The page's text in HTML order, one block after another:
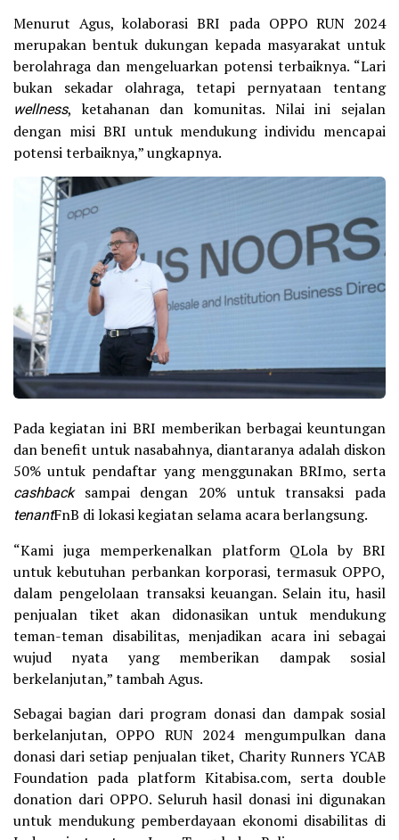
Menurut Agus, kolaborasi BRI pada OPPO RUN 2024
merupakan bentuk dukungan kepada masyarakat untuk
berolahraga dan mengeluarkan potensi terbaiknya. “Lari
bukan sekadar olahraga, tetapi pernyataan tentang
wellness, ketahanan dan komunitas. Nilai ini sejalan
dengan misi BRI untuk mendukung individu mencapai
potensi terbaiknya,” ungkapnya.
Pada kegiatan ini BRI memberikan berbagai keuntungan
dan benefit untuk nasabahnya, diantaranya adalah diskon
50% untuk pendaftar yang menggunakan BRImo, serta
cashback sampai dengan 20% untuk transaksi pada
tenantFnB di lokasi kegiatan selama acara berlangsung.
“Kami juga memperkenalkan platform QLola by BRI
untuk kebutuhan perbankan korporasi, termasuk OPPO,
dalam pengelolaan transaksi keuangan. Selain itu, hasil
penjualan tiket akan didonasikan untuk mendukung
teman-teman disabilitas, menjadikan acara ini sebagai
wujud nyata yang memberikan dampak sosial
berkelanjutan,” tambah Agus.
Sebagai bagian dari program donasi dan dampak sosial
berkelanjutan, OPPO RUN 2024 mengumpulkan dana
donasi dari setiap penjualan tiket, Charity Runners YCAB
Foundation pada platform Kitabisa.com, serta double
donation dari OPPO. Seluruh hasil donasi ini digunakan
untuk mendukung pemberdayaan ekonomi disabilitas di